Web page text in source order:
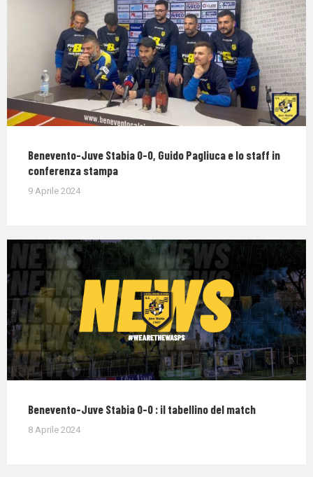
Benevento-Juve Stabia 0-0, Guido Pagliuca e lo staff in
conferenza stampa
9 Aprile 2024
Benevento-Juve Stabia 0-0 : il tabellino del match
8 Aprile 2024